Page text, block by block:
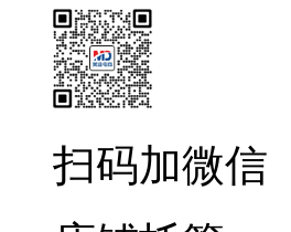
扫码加微信